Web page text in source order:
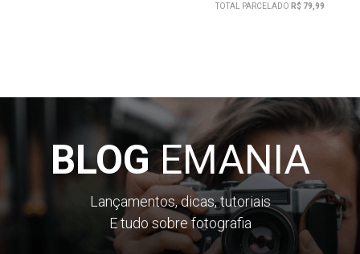
TOTAL PARCELADO R$ 79,99
BLOGEMANIA
Lançamentos, dicas, tutoriais
E tudo sobre fotografia